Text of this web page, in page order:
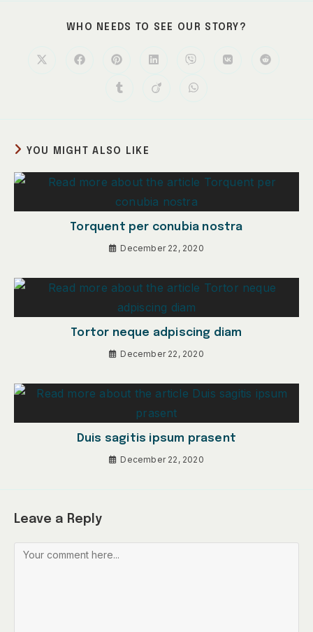
WHO NEEDS TO SEE OUR STORY?
YOU MIGHT ALSO LIKE
Torquent per conubia nostra
December 22, 2020
Tortor neque adpiscing diam
December 22, 2020
Duis sagitis ipsum prasent
December 22, 2020
Leave a Reply